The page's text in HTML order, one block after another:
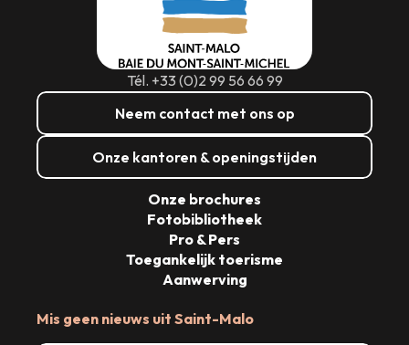
Tél. +33 (0)2 99 56 66 99
Neem contact met ons op
Onze kantoren & openingstijden
Mis geen nieuws uit Saint-Malo
Onze brochures
Fotobibliotheek
Pro & Pers
Toegankelijk toerisme
Aanwerving